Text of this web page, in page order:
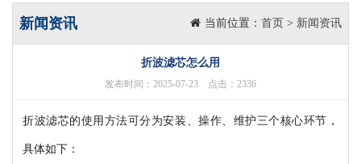
新闻资讯 当前位置： 首页 > 新闻资讯
折波滤芯怎么用
发布时间：2025-07-23 点击：2336
折波滤芯的使用方法可分为安装、操作、维护三个核心环节，
具体如下：